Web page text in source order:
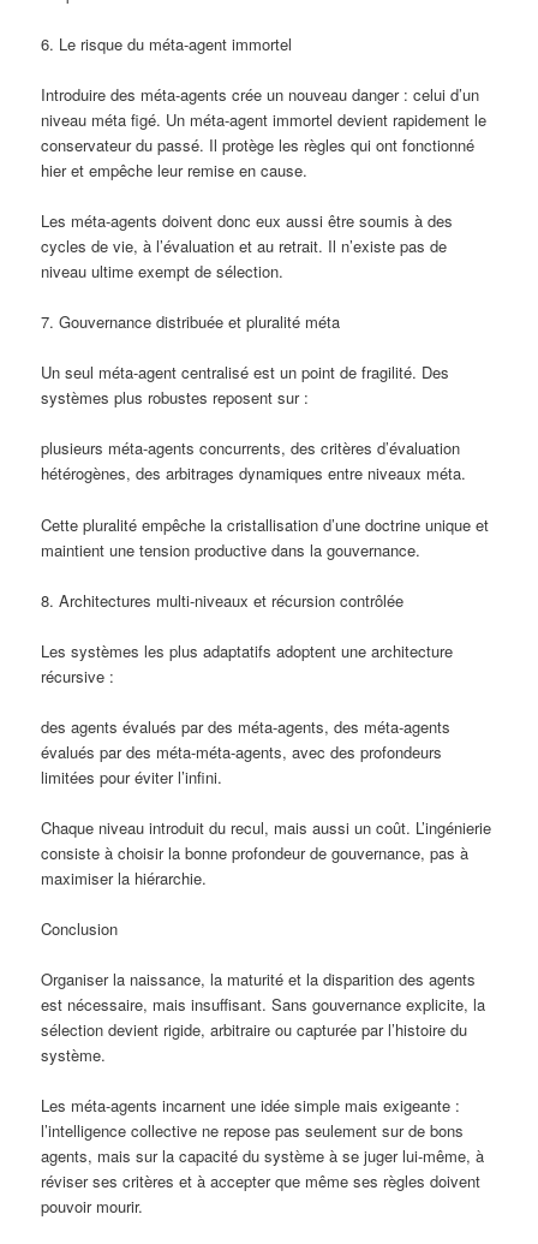
6. Le risque du méta-agent immortel
Introduire des méta-agents crée un nouveau danger : celui d’un
niveau méta figé. Un méta-agent immortel devient rapidement le
conservateur du passé. Il protège les règles qui ont fonctionné
hier et empêche leur remise en cause.
Les méta-agents doivent donc eux aussi être soumis à des
cycles de vie, à l’évaluation et au retrait. Il n’existe pas de
niveau ultime exempt de sélection.
7. Gouvernance distribuée et pluralité méta
Un seul méta-agent centralisé est un point de fragilité. Des
systèmes plus robustes reposent sur :
plusieurs méta-agents concurrents, des critères d’évaluation
hétérogènes, des arbitrages dynamiques entre niveaux méta.
Cette pluralité empêche la cristallisation d’une doctrine unique et
maintient une tension productive dans la gouvernance.
8. Architectures multi-niveaux et récursion contrôlée
Les systèmes les plus adaptatifs adoptent une architecture
récursive :
des agents évalués par des méta-agents, des méta-agents
évalués par des méta-méta-agents, avec des profondeurs
limitées pour éviter l’infini.
Chaque niveau introduit du recul, mais aussi un coût. L’ingénierie
consiste à choisir la bonne profondeur de gouvernance, pas à
maximiser la hiérarchie.
Conclusion
Organiser la naissance, la maturité et la disparition des agents
est nécessaire, mais insuffisant. Sans gouvernance explicite, la
sélection devient rigide, arbitraire ou capturée par l’histoire du
système.
Les méta-agents incarnent une idée simple mais exigeante :
l’intelligence collective ne repose pas seulement sur de bons
agents, mais sur la capacité du système à se juger lui-même, à
réviser ses critères et à accepter que même ses règles doivent
pouvoir mourir.